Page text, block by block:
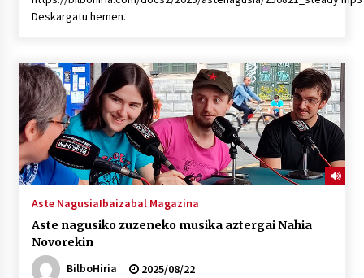
Deskargatu hemen.
Aste NagusiaIbaizabal Magazina
Aste nagusiko zuzeneko musika aztergai Nahia
Novorekin
BilboHiria
2025/08/22